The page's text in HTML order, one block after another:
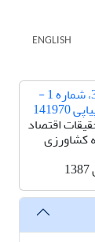
ENGLISH
دوره 39، شماره 1 -
اقتصاد
کشاورزی